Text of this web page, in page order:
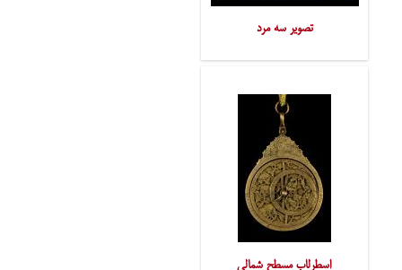
تصویر سه مرد
اسطرلاب مسطح شمالی